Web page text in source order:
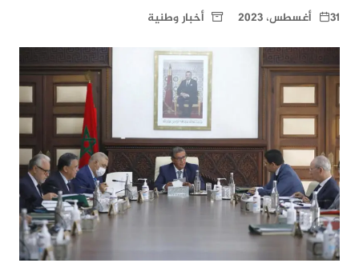
31 أغسطس، 2023 أخبار وطنية